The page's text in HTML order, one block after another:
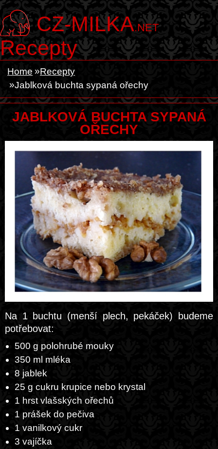
CZ-MILKA.NET
Recepty
Home
Recepty
Jablková buchta sypaná ořechy
JABLKOVÁ BUCHTA SYPANÁ
OŘECHY
Na 1 buchtu (menší plech, pekáček) budeme
potřebovat:
500 g polohrubé mouky
350 ml mléka
8 jablek
25 g cukru krupice nebo krystal
1 hrst vlašských ořechů
1 prášek do pečiva
1 vanilkový cukr
3 vajíčka